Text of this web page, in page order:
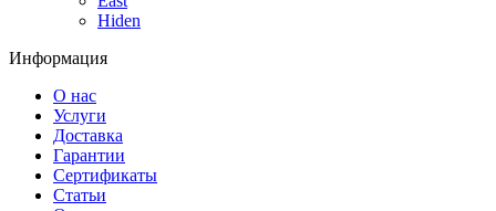
Hiden
Информация
О нас
Услуги
Доставка
Гарантии
Сертификаты
Статьи